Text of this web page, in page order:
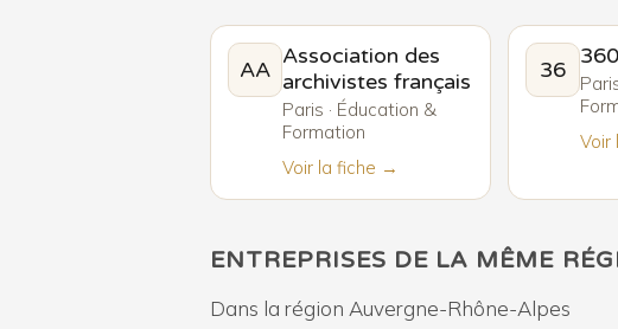
AA
Association des
archivistes français
Paris · Éducation &
Formation
Voir la fiche →
36
Voir
ENTREPRISES DE LA MÊME
Dans la région Auvergne-Rhône-Alpes